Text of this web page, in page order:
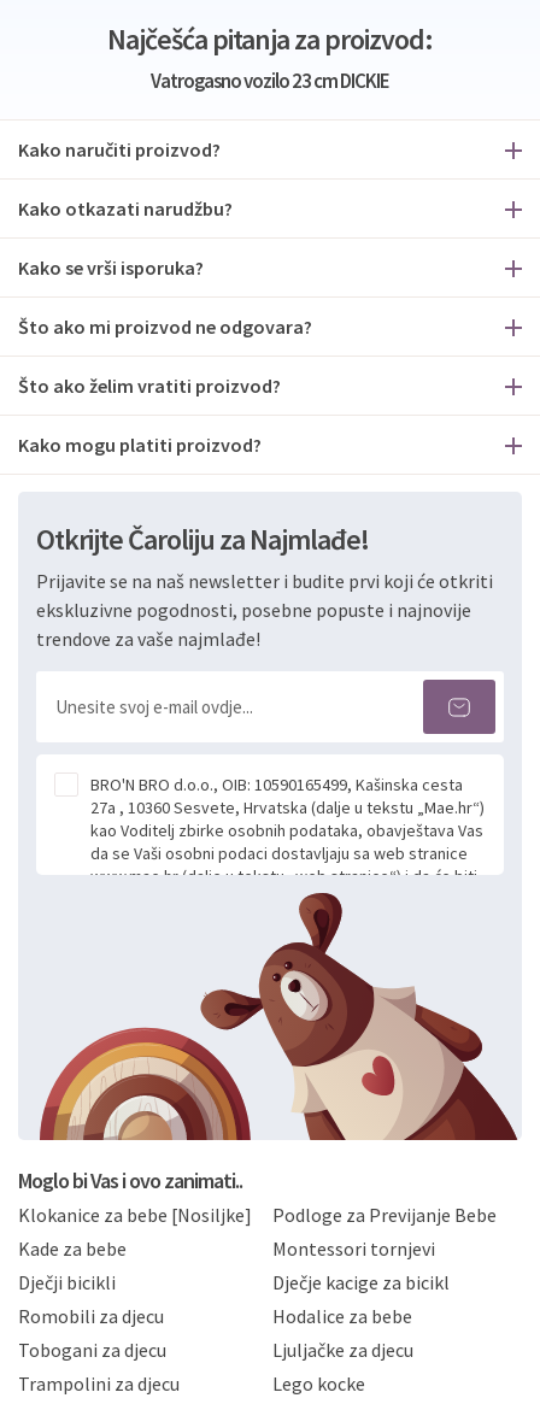
Najčešća pitanja za proizvod:
Vatrogasno vozilo 23 cm DICKIE
Kako naručiti proizvod?
Kako otkazati narudžbu?
Kako se vrši isporuka?
Što ako mi proizvod ne odgovara?
Što ako želim vratiti proizvod?
Kako mogu platiti proizvod?
Otkrijte Čaroliju za Najmlađe!
Prijavite se na naš newsletter i budite prvi koji će otkriti
ekskluzivne pogodnosti, posebne popuste i najnovije
trendove za vaše najmlađe!
BRO'N BRO d.o.o., OIB: 10590165499, Kašinska cesta
27a , 10360 Sesvete, Hrvatska (dalje u tekstu „Mae.hr“)
kao Voditelj zbirke osobnih podataka, obavještava Vas
da se Vaši osobni podaci dostavljaju sa web stranice
www.mae.hr (dalje u tekstu „web stranice“) i da će biti
obrađeni. Prihvaćanjem ove Izjave smatra se da
slobodno i izričito dajete privolu za prikupljanje i daljnju
obradu Vaših osobnih podataka koje ustupate Mae.hr
putem ovih web stranica u svrhu odgovora i daljnje
komunikacije na Vaš upit poslan kroz kontakt obrazac.
Radi se o dobrovoljnom davanju podataka te ovu
Izjavu niste dužni prihvatiti odnosno niste dužni unositi
svoje osobne podatke u jednu od prijavnih
formi/obrazaca dostupnih na ovim web stranicama.
BRO'N BRO d.o.o. će s Vašim osobnim podacima
postupati sukladno Općoj uredbi o zaštiti podataka
privatnosti i kolačića koju možete pročitati ovdje i
Hrvatske, a uvijek uz primjenu odgovarajućih tehničkih i
sigurnosnih mjera zaštite osobnih podataka od
neovlaštenog pristupa, zlouporabe, otkrivanja,
gubitka ili uništenja. Mae.hr štiti privatnost svojih
korisnika i posjetitelja web stranica, čuva povjerljivost
Vaših osobnih podataka te omogućava pristup i
priopćavanje osobnih podataka samo onim svojim
zaposlenicima kojima su isti potrebni radi provedbe
Moglo bi Vas i ovo zanimati..
Klokanice za bebe [Nosiljke]
Podloge za Previjanje Bebe
Kade za bebe
Montessori tornjevi
Dječji bicikli
Dječje kacige za bicikl
Romobili za djecu
Hodalice za bebe
Tobogani za djecu
Ljuljačke za djecu
Trampolini za djecu
Lego kocke